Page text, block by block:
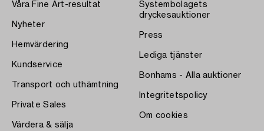
Våra Fine Art-resultat
Nyheter
Hemvärdering
Kundservice
Transport och uthämtning
Private Sales
Värdera & sälja
Systembolagets
dryckesauktioner
Press
Lediga tjänster
Bonhams - Alla auktioner
Integritetspolicy
Om cookies